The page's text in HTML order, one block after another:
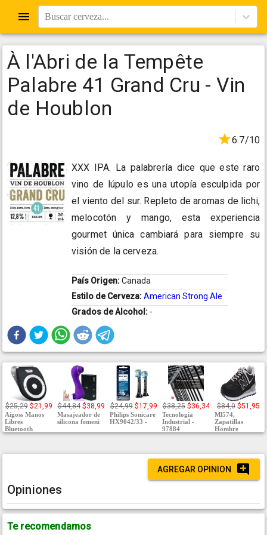
Buscar cerveza...
À l'Abri de la Tempête
Palabre 41 Grand Cru - Vin
de Houblon
6.7/10
XXX IPA. La palabrería dice que este raro
vino de lúpulo es una utopía esculpida por
el viento del sur. Repleto de aromas de lichi,
melocotón y mango, esta experiencia
gourmet única cambiará para siempre su
visión de la cerveza.
País Origen:Canada
Estilo de Cerveza:American Strong Ale
Grados de Alcohol: -
$25,29 $21,99
Aigoss Manos
Libres
Bluetooth
$44,84 $38,99
Masajeador de
silicona femeni
$24,99 $17,99
Philips Sonicare
HX9042/33 -
$38,25 $36,34
Tecnología
Industrial -
97884
$84,0 $51,95
Ml574,
Zapatillas
Hombre
AGREGAR OPINION
Opiniones
Te recomendamos